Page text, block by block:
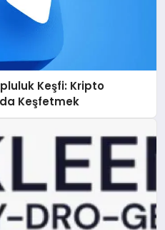
Keşfi: Kripto
Keşfetmek